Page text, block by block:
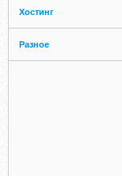
Хостинг
Разное